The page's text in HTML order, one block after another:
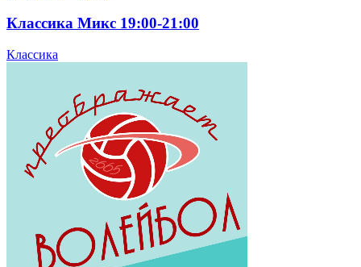
Классика Микс 19:00-21:00
Классика